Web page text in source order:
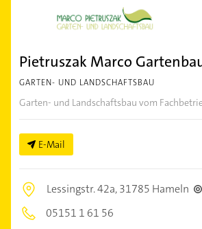
Pietruszak Marco
GARTEN- UND LANDSCHAFTSBAU
Garten- und Landschaftsbau vom
E-Mail
Lessingstr. 42a,31785 Hameln
05151 1 61 56